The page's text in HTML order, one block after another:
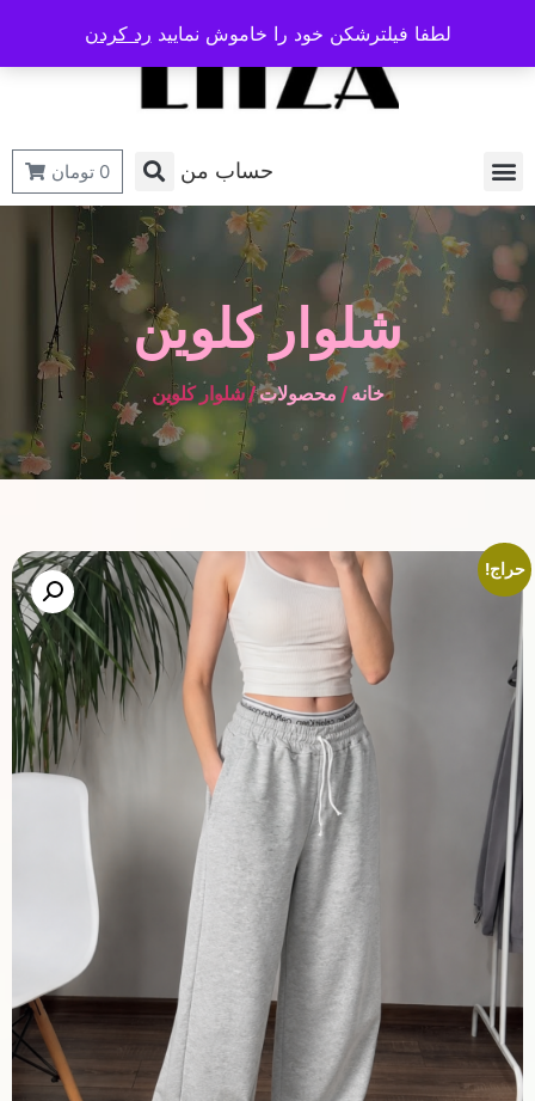
حساب من 0 تومان
شلوار کلوین
خانه/محصولات/ شلوار کلوین
حراج!
لطفا فیلترشکن خود را خاموش نمایید رد کردن